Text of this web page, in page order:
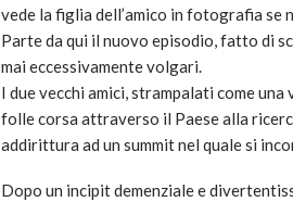
vede la figlia dell’amico in fotografia se
Parte da qui il nuovo episodio, fatto di
mai eccessivamente volgari.
I due vecchi amici, strampalati come
folle corsa attraverso il Paese alla
addirittura ad un summit nel quale si
Dopo un incipit demenziale e